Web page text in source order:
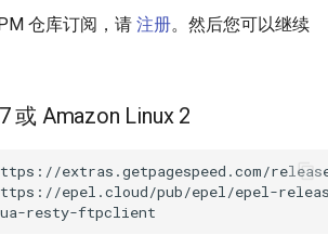
模
安全的强
仓库订阅，请 注册。然后您可以继续
或 Amazon Linux 2
extras.getpagespeed.com/
epel.cloud/pub/epel/epel-